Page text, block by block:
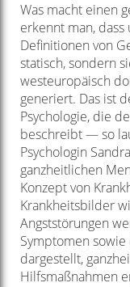
Was macht einen
erkennt man,
Definitionen von
statisch, sondern
westeuropäisch
generiert. Das ist
Psychologie, die
beschreibt — so
Psychologin
ganzheitlichen
Konzept von
Krankheitsbilder
Angststörungen
Symptomen
dargestellt,
Hilfsmaßnahmen